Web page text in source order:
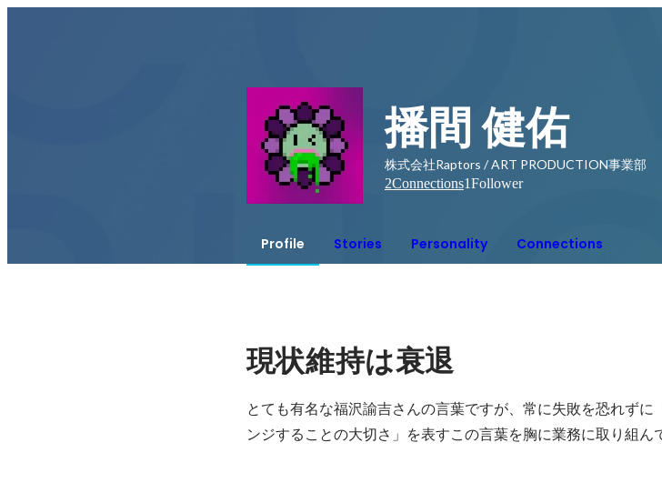
播間 健佑
株式会社Raptors / ART PRODUCTION事業部
2Connections1Follower
Profile Stories Personality Connections
現状維持は衰退
とても有名な福沢諭吉さんの言葉ですが、常に失敗を恐れずに
ンジすることの大切さ」を表すこの言葉を胸に業務に取り組ん